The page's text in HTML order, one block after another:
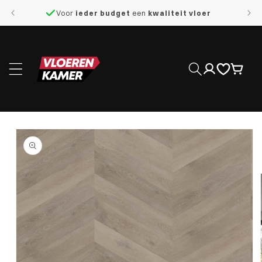
naar de
Voor ieder budget een kwaliteit vloer
Inloggen
direct naar